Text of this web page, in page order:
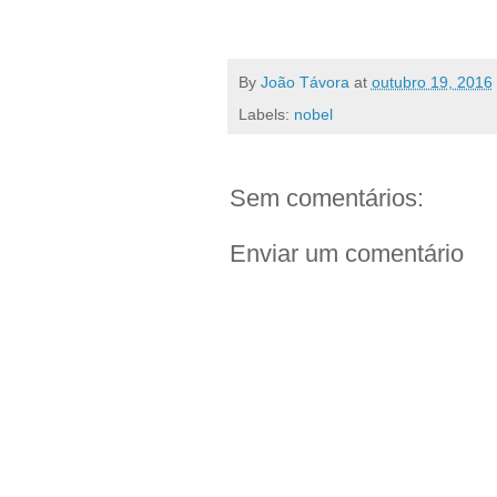
By João Távora at outubro 19, 2016
Labels: nobel
Sem comentários:
Enviar um comentário